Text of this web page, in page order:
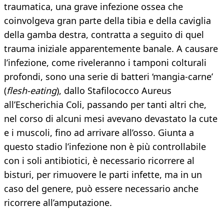
traumatica, una grave infezione ossea che
coinvolgeva gran parte della tibia e della caviglia
della gamba destra, contratta a seguito di quel
trauma iniziale apparentemente banale. A causare
l’infezione, come riveleranno i tamponi colturali
profondi, sono una serie di batteri ‘mangia-carne’
(flesh-eating), dallo Stafilococco Aureus
all’Escherichia Coli, passando per tanti altri che,
nel corso di alcuni mesi avevano devastato la cute
e i muscoli, fino ad arrivare all’osso. Giunta a
questo stadio l’infezione non è più controllabile
con i soli antibiotici, è necessario ricorrere al
bisturi, per rimuovere le parti infette, ma in un
caso del genere, può essere necessario anche
ricorrere all’amputazione.